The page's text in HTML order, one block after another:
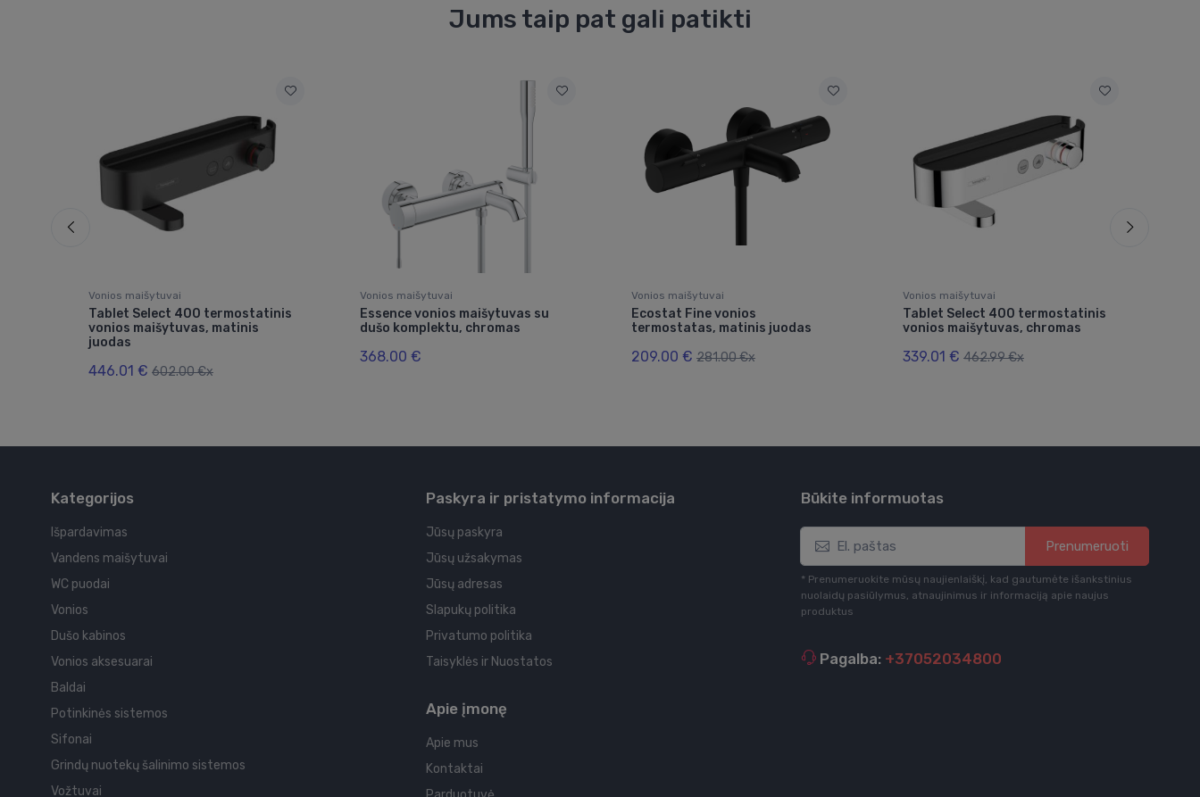
Jums taip pat gali patikti
Vonios maišytuvai
Tablet Select 400 termostatinis
vonios maišytuvas, matinis
juodas
446.01 € 602.00 €x
Vonios maišytuvai
Essence vonios maišytuvas su
dušo komplektu, chromas
368.00 €
Vonios maišytuvai
Ecostat Fine vonios
termostatas, matinis juodas
209.00 € 281.00 €x
Vonios maišytuvai
Tablet Select 400 termostatinis
vonios maišytuvas, chromas
339.01 € 462.99 €x
Kategorijos
Išpardavimas
Vandens maišytuvai
WC puodai
Vonios
Dušo kabinos
Vonios aksesuarai
Baldai
Potinkinės sistemos
Sifonai
Grindų nuotekų šalinimo sistemos
Vožtuvai
Paskyra ir pristatymo informacija
Jūsų paskyra
Jūsų užsakymas
Jūsų adresas
Slapukų politika
Privatumo politika
Taisyklės ir Nuostatos
Apie įmonę
Apie mus
Kontaktai
Būkite informuotas
Prenumeruoti
* Prenumeruokite mūsų naujienlaiškį, kad gautumėte išankstinius
nuolaidų pasiūlymus, atnaujinimus ir informaciją apie naujus
produktus
Pagalba: +37052034800